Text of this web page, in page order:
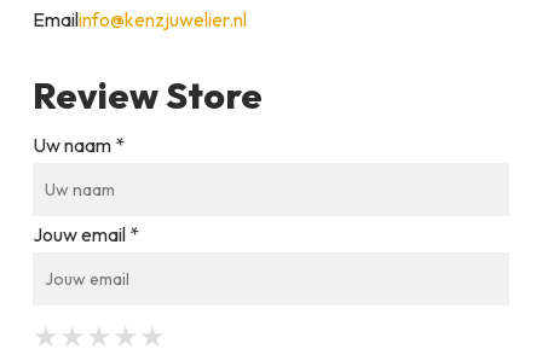
Emailinfo@kenzjuwelier.nl
Review Store
Uw naam *
Jouw email *
★
★ ★
★ ★ ★
★ ★ ★ ★
★ ★ ★ ★ ★